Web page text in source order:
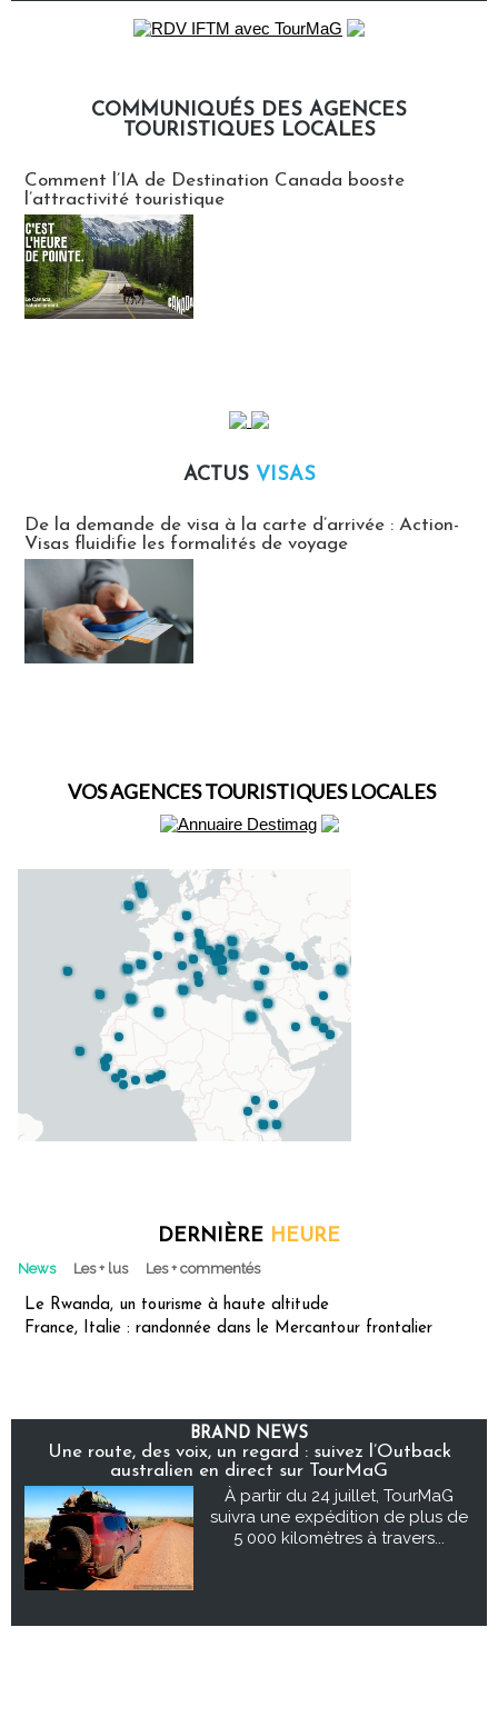
COMMUNIQUÉS DES AGENCES
TOURISTIQUES LOCALES
Comment l’IA de Destination Canada booste
l’attractivité touristique
ACTUS VISAS
De la demande de visa à la carte d’arrivée : Action-
Visas fluidifie les formalités de voyage
VOS AGENCES TOURISTIQUES LOCALES
DERNIÈRE HEURE
News Les + lus Les + commentés
Le Rwanda, un tourisme à haute altitude
France, Italie : randonnée dans le Mercantour frontalier
BRAND NEWS
Une route, des voix, un regard : suivez l’Outback
australien en direct sur TourMaG
À partir du 24 juillet, TourMaG
suivra une expédition de plus de
5 000 kilomètres à travers...